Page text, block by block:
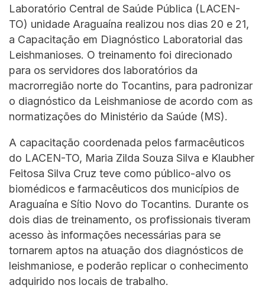
Laboratório Central de Saúde Pública (LACEN-
TO) unidade Araguaína realizou nos dias 20 e 21,
a Capacitação em Diagnóstico Laboratorial das
Leishmanioses. O treinamento foi direcionado
para os servidores dos laboratórios da
macrorregião norte do Tocantins, para padronizar
o diagnóstico da Leishmaniose de acordo com as
normatizações do Ministério da Saúde (MS).
A capacitação coordenada pelos farmacêuticos
do LACEN-TO, Maria Zilda Souza Silva e Klaubher
Feitosa Silva Cruz teve como público-alvo os
biomédicos e farmacêuticos dos municípios de
Araguaína e Sítio Novo do Tocantins. Durante os
dois dias de treinamento, os profissionais tiveram
acesso às informações necessárias para se
tornarem aptos na atuação dos diagnósticos de
leishmaniose, e poderão replicar o conhecimento
adquirido nos locais de trabalho.